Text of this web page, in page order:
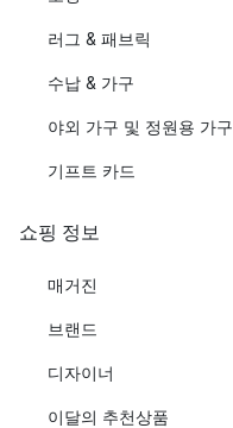
러그 & 패브릭
수납 & 가구
야외 가구 및 정원용 가구
기프트 카드
쇼핑 정보
매거진
브랜드
디자이너
이달의 추천상품